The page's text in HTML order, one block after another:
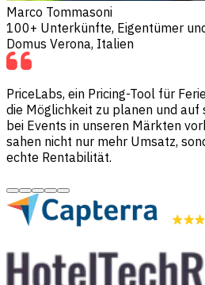
Marco Tommasoni
100+ Unterkünfte, Eigentümer
Domus Verona, Italien
PriceLabs, ein Pricing-Tool für
die Möglichkeit zu planen und auf
bei Events in unseren Märkten
sahen nicht nur mehr Umsatz,
echte Rentabilität.